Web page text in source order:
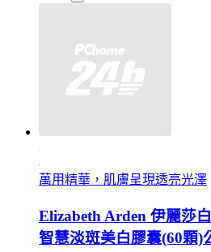
萬用精華，肌膚呈現透亮光澤
Elizabeth Arden 伊麗莎
智慧淡斑美白膠囊(60顆)